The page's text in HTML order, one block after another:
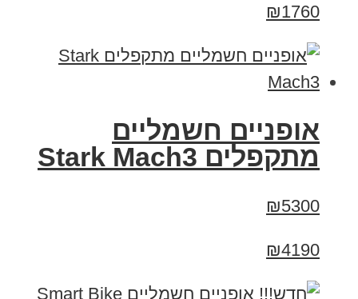
₪1760
‏אופניים חשמליים
‏מתקפלים Stark Mach3
₪5300
₪4190